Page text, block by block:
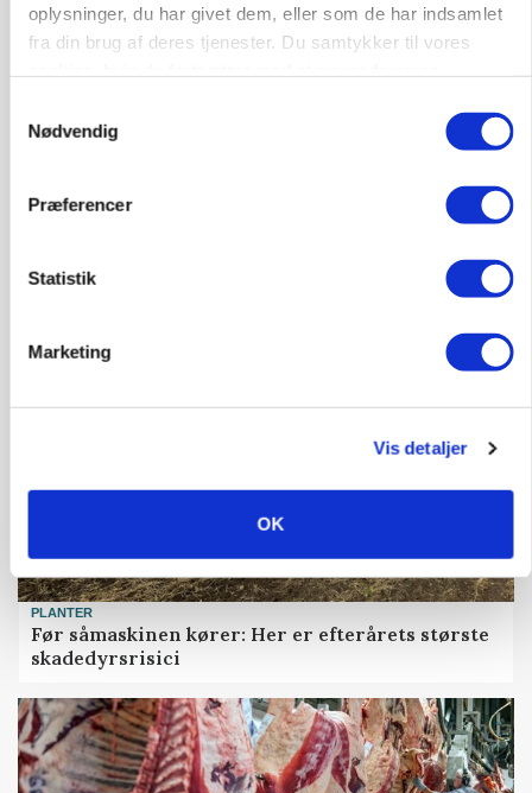
oplysninger, du har givet dem, eller som de har indsamlet
fra din brug af deres tjenester. Du samtykker til vores
Nødvendig
Præferencer
Statistik
Marketing
Vis detaljer
OK
Snart kan man søge tilskud til naturprojekter
PLANTER
Før såmaskinen kører: Her er efterårets største
skadedyrsrisici